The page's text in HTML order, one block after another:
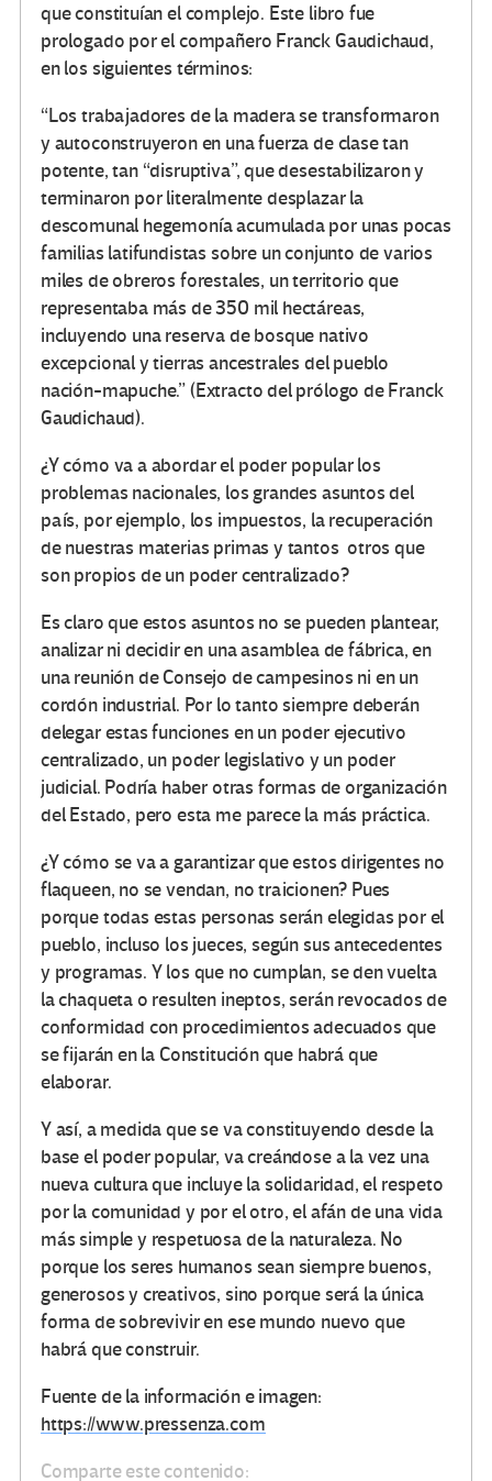
que constituían el complejo. Este libro fue
prologado por el compañero Franck Gaudichaud,
en los siguientes términos:
“Los trabajadores de la madera se transformaron
y autoconstruyeron en una fuerza de clase tan
potente, tan “disruptiva”, que desestabilizaron y
terminaron por literalmente desplazar la
descomunal hegemonía acumulada por unas pocas
familias latifundistas sobre un conjunto de varios
miles de obreros forestales, un territorio que
representaba más de 350 mil hectáreas,
incluyendo una reserva de bosque nativo
excepcional y tierras ancestrales del pueblo
nación-mapuche.” (Extracto del prólogo de Franck
Gaudichaud).
¿Y cómo va a abordar el poder popular los
problemas nacionales, los grandes asuntos del
país, por ejemplo, los impuestos, la recuperación
de nuestras materias primas y tantos otros que
son propios de un poder centralizado?
Es claro que estos asuntos no se pueden plantear,
analizar ni decidir en una asamblea de fábrica, en
una reunión de Consejo de campesinos ni en un
cordón industrial. Por lo tanto siempre deberán
delegar estas funciones en un poder ejecutivo
centralizado, un poder legislativo y un poder
judicial. Podría haber otras formas de organización
del Estado, pero esta me parece la más práctica.
¿Y cómo se va a garantizar que estos dirigentes no
flaqueen, no se vendan, no traicionen? Pues
porque todas estas personas serán elegidas por el
pueblo, incluso los jueces, según sus antecedentes
y programas. Y los que no cumplan, se den vuelta
la chaqueta o resulten ineptos, serán revocados de
conformidad con procedimientos adecuados que
se fijarán en la Constitución que habrá que
elaborar.
Y así, a medida que se va constituyendo desde la
base el poder popular, va creándose a la vez una
nueva cultura que incluye la solidaridad, el respeto
por la comunidad y por el otro, el afán de una vida
más simple y respetuosa de la naturaleza. No
porque los seres humanos sean siempre buenos,
generosos y creativos, sino porque será la única
forma de sobrevivir en ese mundo nuevo que
habrá que construir.
Fuente de la información e imagen:
https://www.pressenza.com
Comparte este contenido: